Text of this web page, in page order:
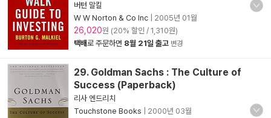
버턴 말킬
W W Norton & Co Inc
2005년 01월
26,020원 (20% 할인 / 1,310원)
택배로 주문하면 8월 21일 출고 변경
29. Goldman Sachs : The Culture of
Success (Paperback)
리사 엔드리치
Touchstone Books
2000년 03월